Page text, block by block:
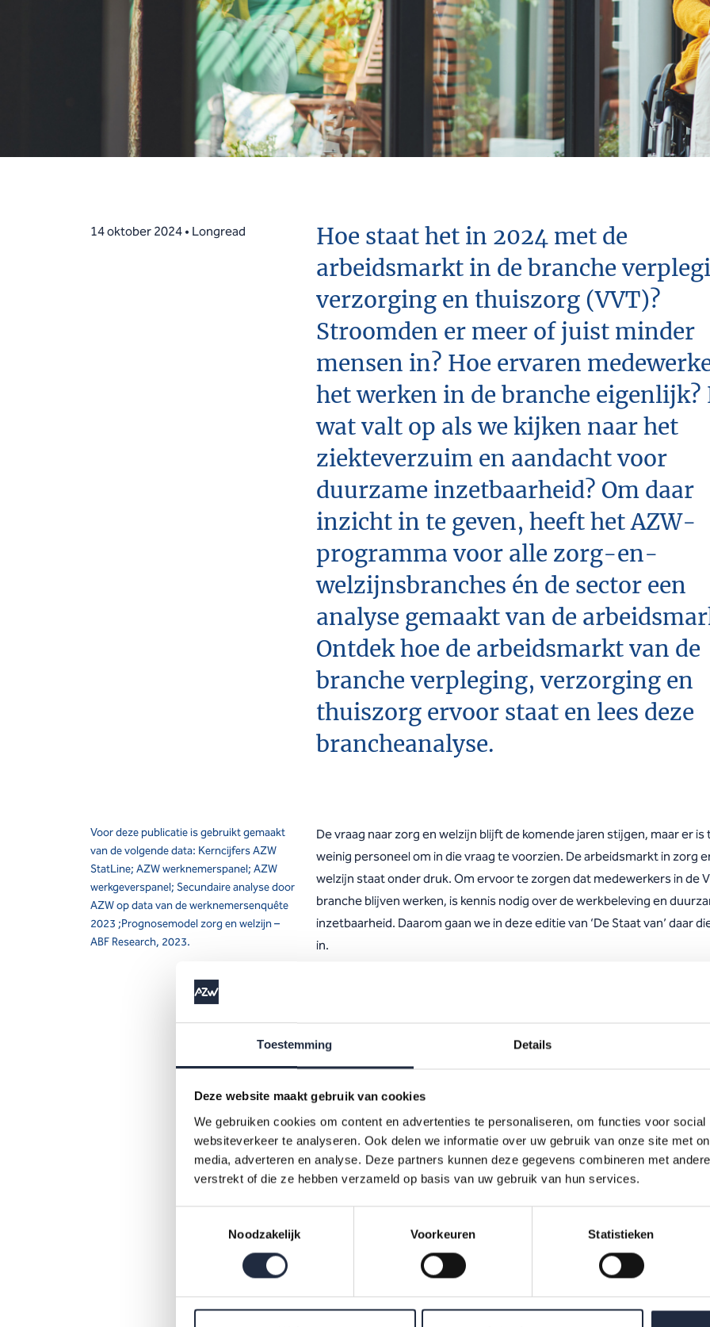
Toestemming Details
Deze website maakt gebruik van cookies
We gebruiken cookies om content en advertenties te personaliseren, om functies voor
websiteverkeer te analyseren. Ook delen we informatie over uw gebruik van onze site met
media, adverteren en analyse. Deze partners kunnen deze gegevens combineren met
verstrekt of die ze hebben verzameld op basis van uw gebruik van hun services.
Noodzakelijk
Voorkeuren Statistieken
14 oktober 2024 • Longread
Hoe staat het in 2024 met de
arbeidsmarkt in de branche
verzorging en thuiszorg (VVT)?
Stroomden er meer of juist minder
mensen in? Hoe ervaren
het werken in de branche eigenlijk?
wat valt op als we kijken naar het
ziekteverzuim en aandacht voor
duurzame inzetbaarheid? Om daar
inzicht in te geven, heeft het AZW-
programma voor alle zorg-en-
welzijnsbranches én de sector een
analyse gemaakt van de
Ontdek hoe de arbeidsmarkt van de
branche verpleging, verzorging en
thuiszorg ervoor staat en lees deze
brancheanalyse.
Voor deze publicatie is gebruikt gemaakt
van de volgende data: Kerncijfers AZW
StatLine; AZW werknemerspanel; AZW
werkgeverspanel; Secundaire analyse door
AZW op data van de werknemersenquête
2023 ;Prognosemodel zorg en welzijn –
ABF Research, 2023.
De vraag naar zorg en welzijn blijft de komende jaren stijgen, maar er is
weinig personeel om in die vraag te voorzien. De arbeidsmarkt in zorg
welzijn staat onder druk. Om ervoor te zorgen dat medewerkers in de
branche blijven werken, is kennis nodig over de werkbeleving en
inzetbaarheid. Daarom gaan we in deze editie van ‘De Staat van’ daar
in.
informatie verwijzen we naar eerder uitgevoerde onderzoeken en
Arbeidsmarkt VVT in één
oogopslag
De Staat van de arbeidsmarkt VVT biedt een overzicht van de
trends en ontwikkelingen binnen deze branche in het afgelopen jaar. In
samenvatting belichten we de kernpunten over de werkgelegenheid,
werkbeleving, ziekteverzuim en duurzame inzetbaarheid.